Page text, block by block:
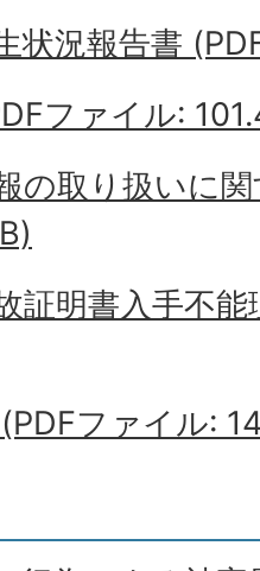
状況報告書
ファイル:
の取り扱いに
証明書入手不
(PDFファイル: